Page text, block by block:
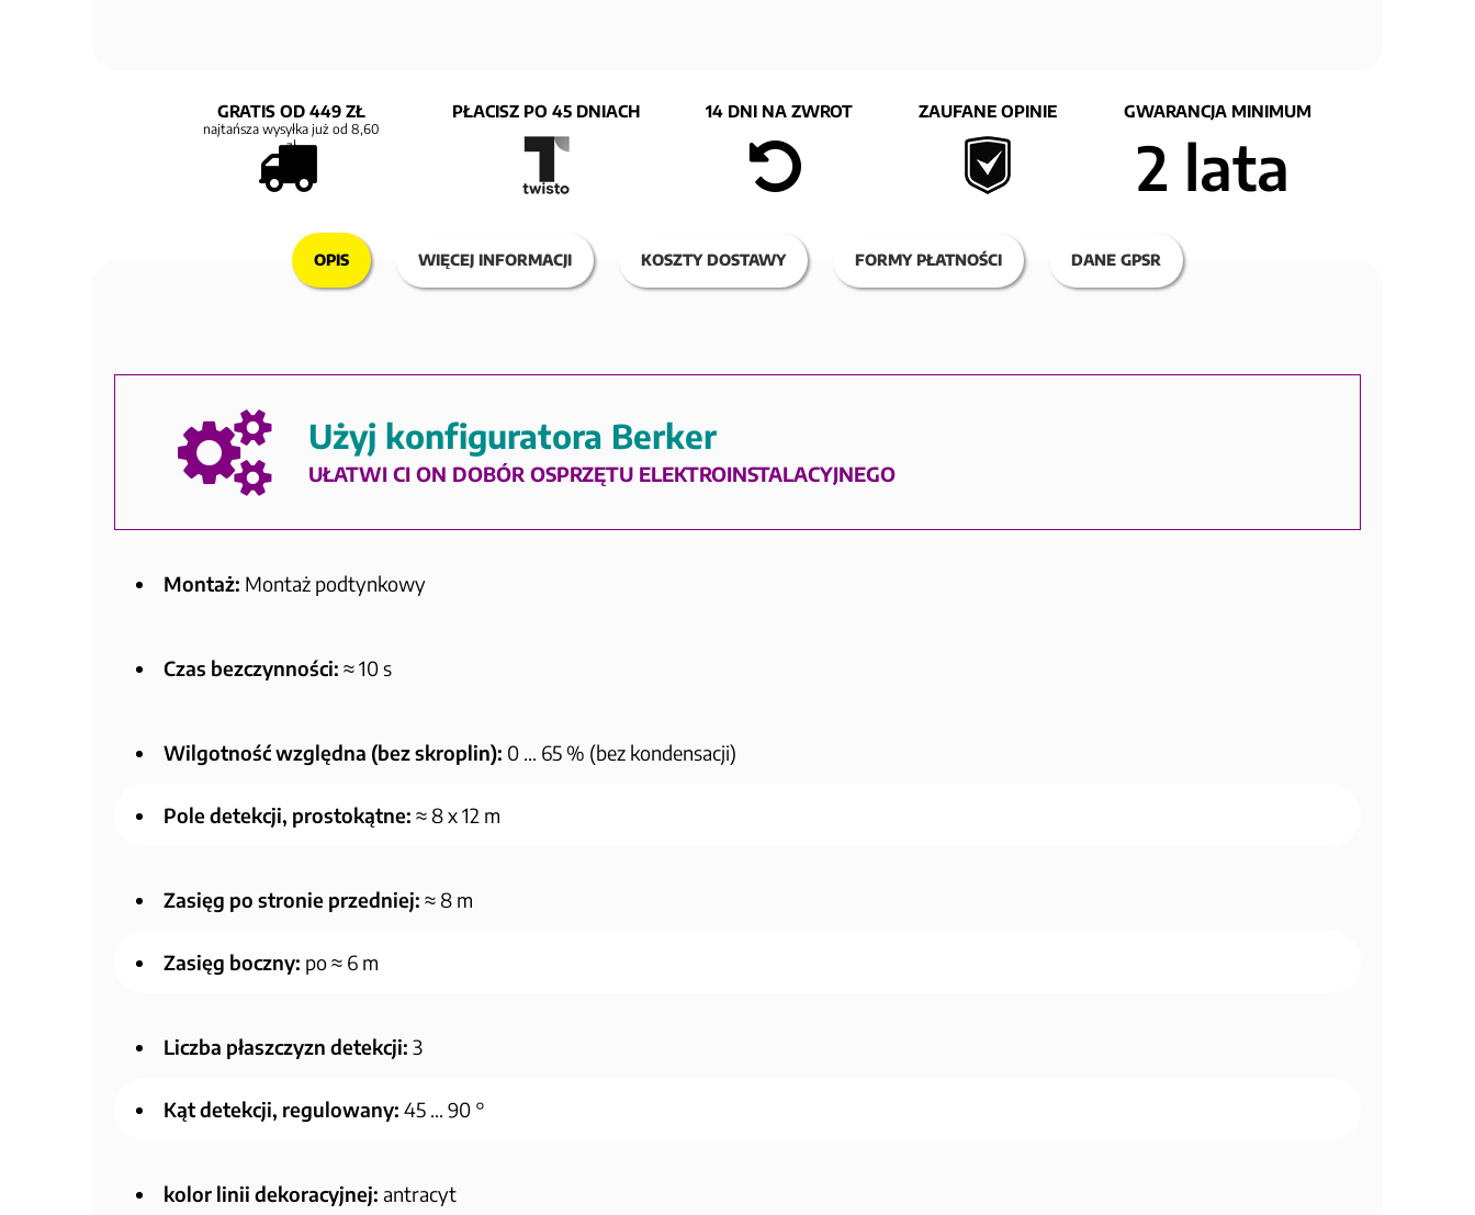
GRATIS OD 449 ZŁ
najtańsza wysyłka już od 8,60
zł
PŁACISZ PO 45 DNIACH 14 DNI NA ZWROT ZAUFANE OPINIE GWARANCJA MINIMUM
2 lata
OPIS WIĘCEJ INFORMACJI KOSZTY DOSTAWY FORMY PŁATNOŚCI DANE GPSR
Użyj konfiguratora Berker
UŁATWI CI ON DOBÓR OSPRZĘTU ELEKTROINSTALACYJNEGO
Montaż: Montaż podtynkowy
Czas bezczynności: ≈ 10 s
Wilgotność względna (bez skroplin): 0 … 65 % (bez kondensacji)
Pole detekcji, prostokątne: ≈ 8 x 12 m
Zasięg po stronie przedniej: ≈ 8 m
Zasięg boczny: po ≈ 6 m
Liczba płaszczyzn detekcji: 3
Kąt detekcji, regulowany: 45 … 90 °
kolor linii dekoracyjnej: antracyt